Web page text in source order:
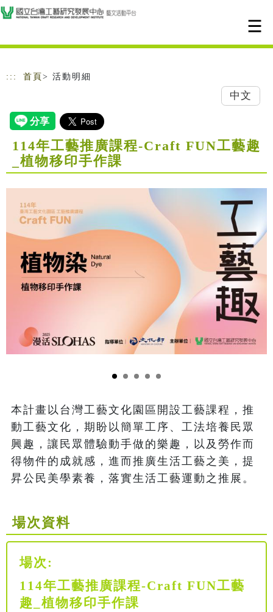
跳到主要內容
網站導覽
::: 首頁 > 活動明細
中文
114年工藝推廣課程-Craft FUN工藝趣
_植物移印手作課
本計畫以台灣工藝文化園區開設工藝課程，推
動工藝文化，期盼以簡單工序、工法培養民眾
興趣，讓民眾體驗動手做的樂趣，以及勞作而
得物件的成就感，進而推廣生活工藝之美，提
昇公民美學素養，落實生活工藝運動之推展。
場次資料
場次:
114年工藝推廣課程-Craft FUN工藝
趣_植物移印手作課